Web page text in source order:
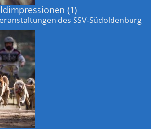
(1)
des SSV-Südoldenburg